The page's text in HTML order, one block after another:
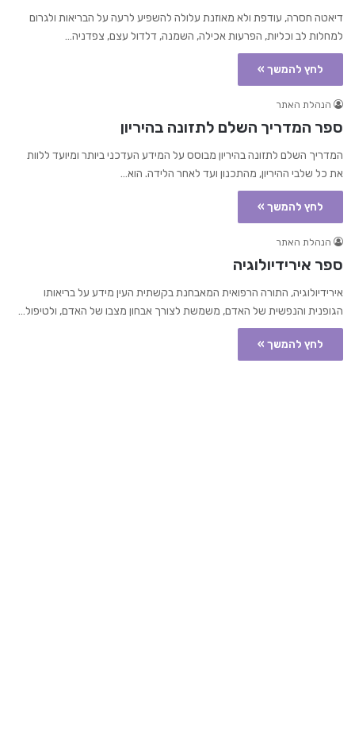
דיאטה חסרה, עודפת ולא מאוזנת עלולה להשפיע לרעה על הבריאות ולגרום
למחלות לב וכליות, הפרעות אכילה, השמנה, דלדול עצם, צפדניה…
לחץ להמשך »
הנהלת האתר
ספר המדריך השלם לתזונה בהיריון
המדריך השלם לתזונה בהיריון מבוסס על המידע העדכני ביותר ומיועד ללוות
את כל שלבי ההיריון, מהתכנון ועד לאחר הלידה. הוא…
לחץ להמשך »
הנהלת האתר
ספר אירידיולוגיה
אירידיולוגיה, התורה הרפואית המאבחנת בקשתית העין מידע על בריאותו
הגופנית והנפשית של האדם, משמשת לצורך אבחון מצבו של האדם, ולטיפול…
לחץ להמשך »